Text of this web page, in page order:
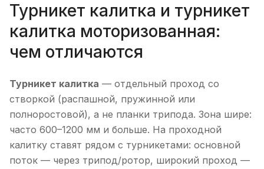
Турникет калитка и турникет
калитка моторизованная:
чем отличаются
Турникет калитка — отдельный проход со
створкой (распашной, пружинной или
полноростовой), а не планки трипода. Зона шире:
часто 600–1200 мм и больше. На проходной
калитку ставят рядом с турникетами: основной
поток — через трипод/ротор, широкий проход —